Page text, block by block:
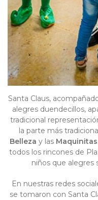
Santa Claus,
alegres duendecillos,
tradicional
la parte más
Belleza y las Maquinitas
todos los rincones de
niños que alegres
En nuestras redes
se tomaron con Santa